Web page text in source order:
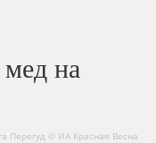
на
Перегуд © ИА Красная Весна